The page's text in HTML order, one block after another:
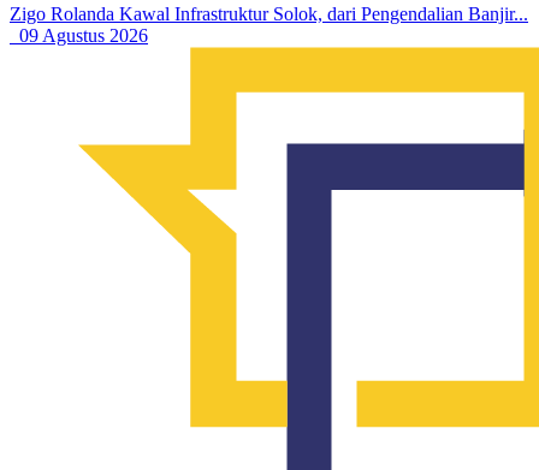
Zigo Rolanda Kawal Infrastruktur Solok, dari Pengendalian Banjir...
09 Agustus 2026